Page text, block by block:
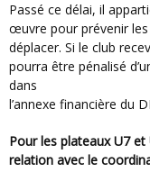
Passé ce délai, il appartient au club recevant de mettre tout en
œuvre pour prévenir
déplacer. Si le club
pourra être pénalisé
dans
l’annexe financière du
Pour les plateaux U7 et U9, les clubs devront se mettre en
relation avec le